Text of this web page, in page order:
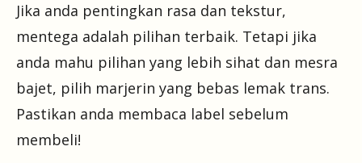
Jika anda pentingkan rasa dan tekstur,
mentega adalah pilihan terbaik. Tetapi jika
anda mahu pilihan yang lebih sihat dan mesra
bajet, pilih marjerin yang bebas lemak trans.
Pastikan anda membaca label sebelum
membeli!